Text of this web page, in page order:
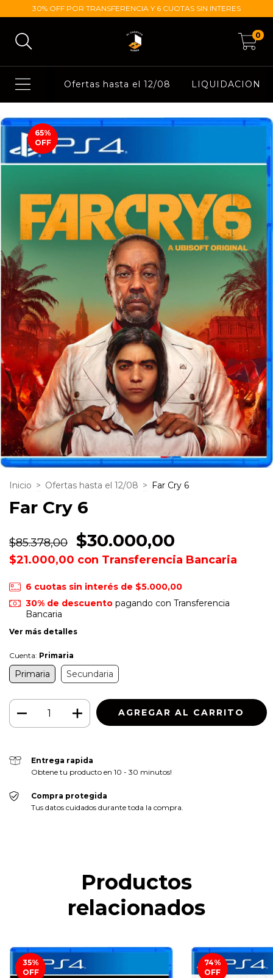
30% OFF POR TRANSFERENCIA Y 6 CUOTAS SIN INTERES
0
Ofertas hasta el 12/08 LIQUIDACION
65%
OFF
Inicio > Ofertas hasta el 12/08 > Far Cry 6
Far Cry 6
$85.378,00 $30.000,00
$21.000,00 con Transferencia Bancaria
6 cuotas sin interés de $5.000,00
30% de descuentopagando con Transferencia
Bancaria
Ver más detalles
Cuenta: Primaria
Primaria Secundaria
Entrega rapida
Obtene tu producto en 10 - 30 minutos!
Compra protegida
Tus datos cuidados durante toda la compra.
Productos
relacionados
35%
OFF
74%
OFF